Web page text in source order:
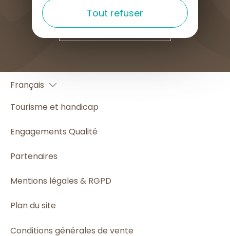
COMMENT VENIR ?
Français
Español
Tourisme et handicap
Engagements Qualité
Partenaires
Mentions légales & RGPD
Plan du site
Conditions générales de vente
Tout refuser